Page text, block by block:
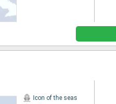
Icon of the seas